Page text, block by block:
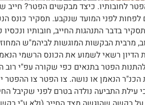
לחובותיו. כיצד מבקשים הפטר? חייב
דין פשיטת רגל בקשה להפטר בכל עת. ביהמ"ש יודיע על מועד דיון בבקשה 14 ימים
החייב כפושט רגל ועליו המשימה להגיש תוך 15 יום לביהמ"ש, תסקיר בדבר
הבקשות המוגשות לביהמ"ש
רשאי לשמוע את הכונס הרשמי
הפטר בתנאים כפי שקורה עפ"י
הנאמן או נושה. צו הפטר צו
עילת התביעה נולדה בטרם לפני שקיבל